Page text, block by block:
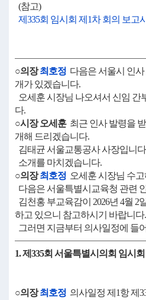
(참고)
제335회 임시회 제1차 회의 보고
○의장최호정 다음은 서울시 인
개가 있겠습니다.
오세훈 시장님 나오셔서 신임 간
다.
○시장 오세훈최근 인사 발령을
개해 드리겠습니다.
김태균 서울교통공사 사장입니
소개를 마치겠습니다.
○의장최호정 오세훈 시장님 수
다음은 서울특별시교육청 관련
김천홍 부교육감이 2026년 4월 2
하고 있으니 참고하시기 바랍니다.
그러면 지금부터 의사일정에 들
1. 제335회 서울특별시의회 임시
○의장최호정 의사일정 제1항 제